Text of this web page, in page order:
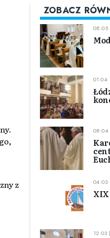
z
ZOBACZ
08:05
01:04
08:04
04:03
12:03